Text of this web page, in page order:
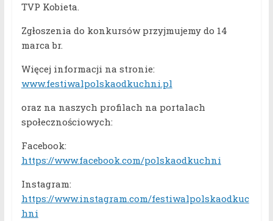
TVP Kobieta.
Zgłoszenia do konkursów przyjmujemy do 14
marca br.
Więcej informacji na stronie:
www.festiwalpolskaodkuchni.pl
oraz na naszych profilach na portalach
społecznościowych:
Facebook:
https://www.facebook.com/polskaodkuchni
Instagram:
https://www.instagram.com/festiwalpolskaodkuc
hni